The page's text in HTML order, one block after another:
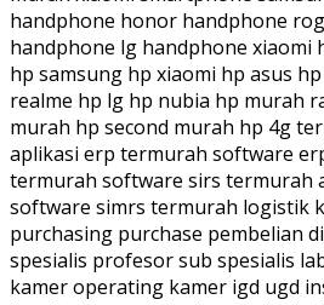
handphone honor handphone
handphone lg handphone xiaomi
hp samsung hp xiaomi hp asus
realme hp lg hp nubia hp murah
murah hp second murah hp 4g
aplikasi erp termurah software
termurah software sirs termurah
software simrs termurah logistik
purchasing purchase pembelian
spesialis profesor sub spesialis
kamer operating kamer igd ugd